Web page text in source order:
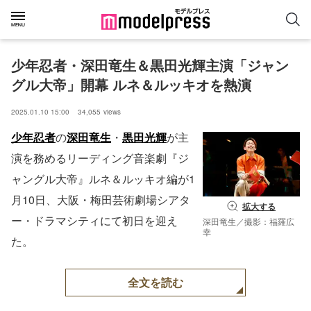
少年忍者・深田竜生＆黒田光輝主演「ジャン
グル大帝」開幕 ルネ＆ルッキオを熱演
2025.01.10 15:00 34,055 views
拡大する
深田竜生／撮影：福羅広
幸
少年忍者の深田竜生 ・ 黒田光輝が主
演を務めるリーディング音楽劇『ジ
ャングル大帝』ルネ＆ルッキオ編が1
月10日、大阪・梅田芸術劇場シアタ
ー・ドラマシティにて初日を迎え
た。
全文を読む